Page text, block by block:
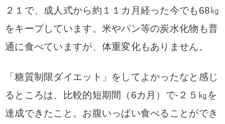
２１で、成人式から約１１カ月経った今でも68㎏
をキープしています。米やパン等の炭水化物も普
通に食べていますが、体重変化もありません。
「糖質制限ダイエット」をしてよかったなと感じ
るところは、比較的短期間（6カ月）で‐２５㎏を
達成できたこと。お腹いっぱい食べることができ